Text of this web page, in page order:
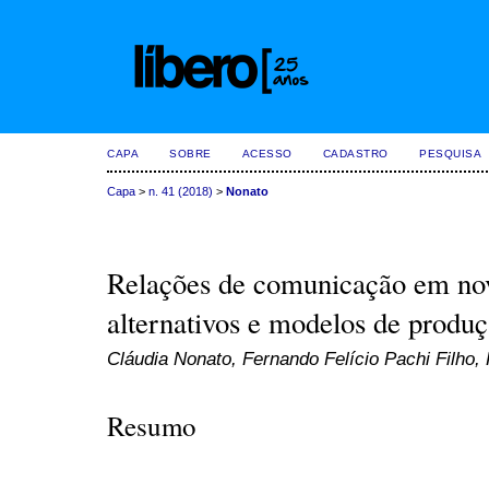
CAPA SOBRE ACESSO CADASTRO PESQUISA
Capa > n. 41 (2018) > Nonato
Relações de comunicação em
alternativos e modelos de
Cláudia Nonato, Fernando Felício Pachi Filho,
Resumo